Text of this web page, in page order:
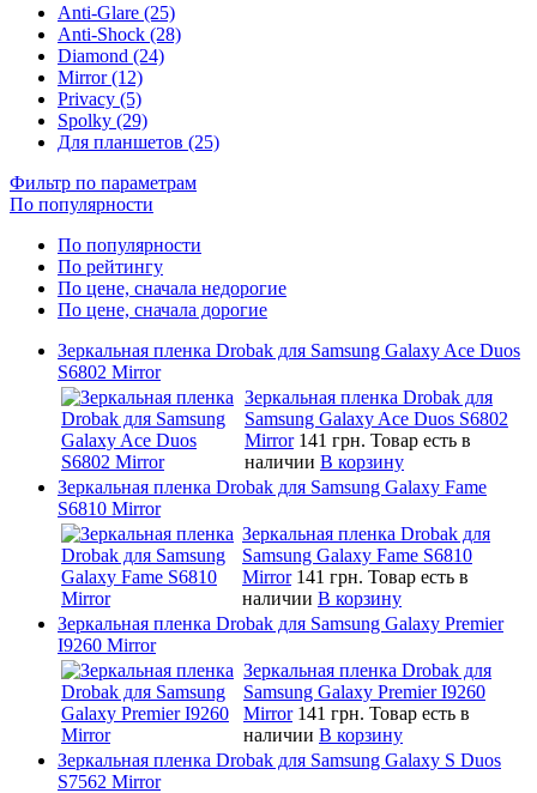
Anti-Glare (25)
Anti-Shock (28)
Diamond (24)
Mirror (12)
Privacy (5)
Spolky (29)
Для планшетов (25)
Фильтр по параметрам
По популярности
По популярности
По рейтингу
По цене, сначала недорогие
По цене, сначала дорогие
Зеркальная пленка Drobak для Samsung Galaxy Ace Duos
S6802 Mirror
Зеркальная пленка Drobak для
Samsung Galaxy Ace Duos S6802
Mirror 141 грн. Товар есть в
наличии В корзину
Зеркальная пленка Drobak для Samsung Galaxy Fame
S6810 Mirror
Зеркальная пленка Drobak для
Samsung Galaxy Fame S6810
Mirror 141 грн. Товар есть в
наличии В корзину
Зеркальная пленка Drobak для Samsung Galaxy Premier
I9260 Mirror
Зеркальная пленка Drobak для
Samsung Galaxy Premier I9260
Mirror 141 грн. Товар есть в
наличии В корзину
Зеркальная пленка Drobak для Samsung Galaxy S Duos
S7562 Mirror